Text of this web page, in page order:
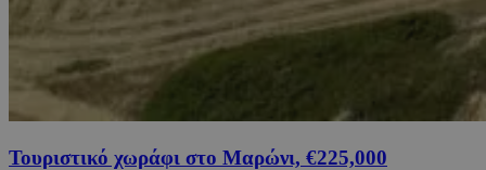
Τουριστικό χωράφι στο Μαρώνι, €225,000